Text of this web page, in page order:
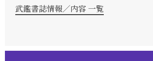
武鑑書誌情報／内容 一覧